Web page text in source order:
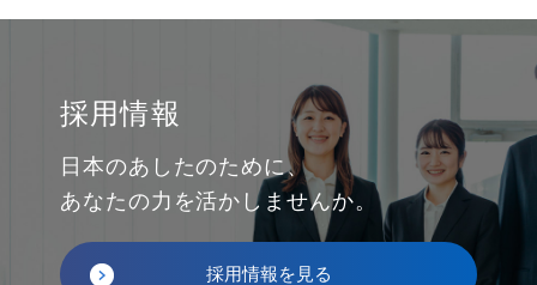
採用情報
日本のあしたのために、
あなたの力を活かしませんか。
採用情報を見る